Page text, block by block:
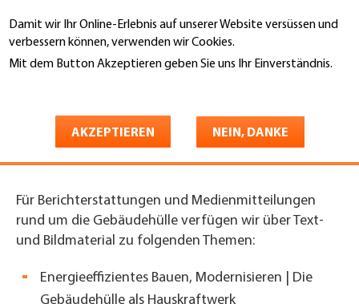
Damit wir Ihr Online-Erlebnis auf unserer Website versüssen und
verbessern können, verwenden wir Cookies.
Mit dem Button Akzeptieren geben Sie uns Ihr Einverständnis.
AKZEPTIEREN NEIN, DANKE
zum
Inhalt
Medien
Für Berichterstattungen und Medienmitteilungen
rund um die Gebäudehülle verfügen wir über Text-
und Bildmaterial zu folgenden Themen:
Energieeffizientes Bauen, Modernisieren | Die
Gebäudehülle als Hauskraftwerk